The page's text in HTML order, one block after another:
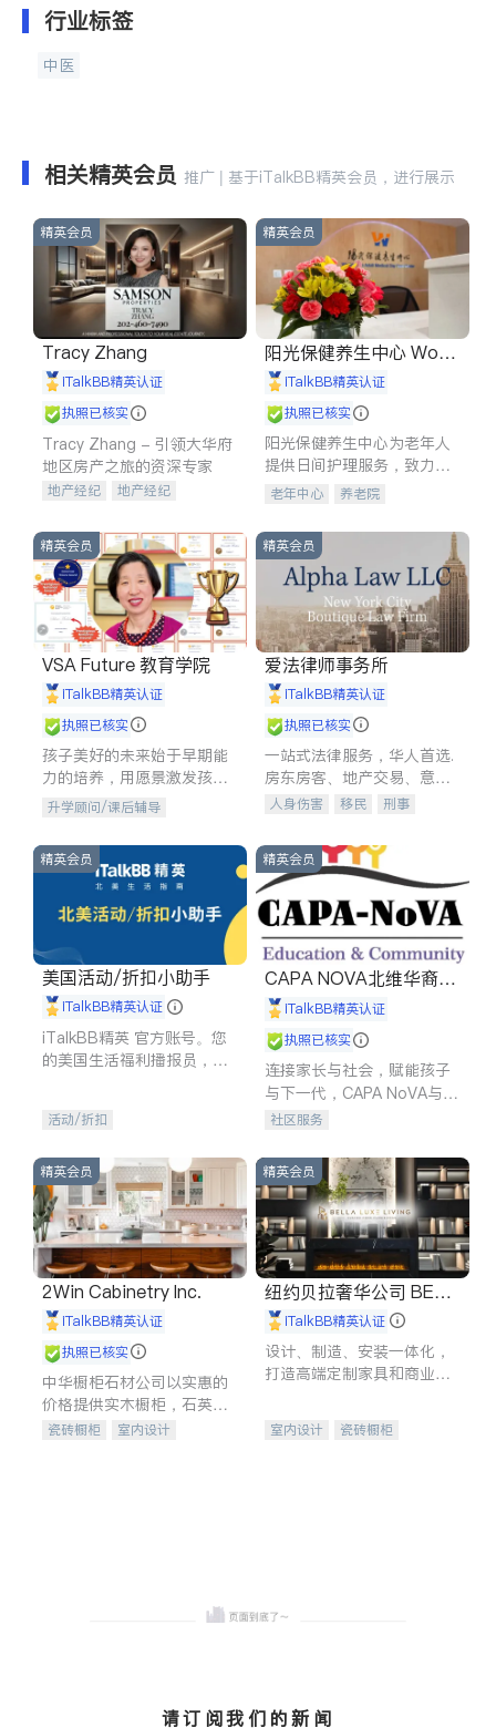
行业标签
中医
相关精英会员 推广 | 基于iTalkBB精英会员，进行展示
精英会员
Tracy Zhang
iTalkBB精英认证
执照已核实
Tracy Zhang - 引领大华府
地区房产之旅的资深专家
地产经纪
地产经纪
商铺租售
开发商建商
精英会员
阳光保健养生中心 World
shine
iTalkBB精英认证
执照已核实
阳光保健养生中心为老年人
提供日间护理服务，致力于
通过持续的护理创新来有效
老年中心 养老院
精英会员
VSA Future 教育学院
iTalkBB精英认证
执照已核实
孩子美好的未来始于早期能
力的培养，用愿景激发孩子
的学习潜力和动力。理念：
拥有成长型心态是成功的基
石。
升学顾问/课后辅导
精英会员
爱法律师事务所
iTalkBB精英认证
执照已核实
一站式法律服务，华人首选.
房东房客、地产交易、意外
伤害、车祸重伤、商业诉
建筑合同、刑事案件全包办
人身伤害 移民
刑事
信托/遗嘱
商业
索赔
律师-其它 保释
精英会员
美国活动/折扣小助手
iTalkBB精英认证
iTalkBB精英 官方账号。您
的美国生活福利播报员，精
专属福利。
活动/折扣
精英会员
CAPA NOVA北维华裔家
长会iTalkBB精英认证
执照已核实
连接家长与社会，赋能孩子
与下一代，CAPA NoVA与您
携手建设包容、公平、充满
社区服务
精英会员
2Win Cabinetry Inc.
iTalkBB精英认证
执照已核实
中华橱柜石材公司以实惠的
价格提供实木橱柜，石英石
台面，多种优质不锈钢水
瓷砖橱柜
室内设计
精英会员
纽约贝拉奢华公司 BELL
A LUXE
iTalkBB精英认证
设计、制造、安装一体化，
打造高端定制家具和商业空
室内设计
瓷砖橱柜
请订阅我们的新闻